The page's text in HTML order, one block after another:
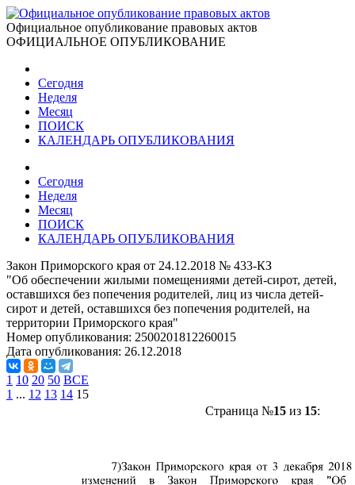
Официальное опубликование правовых актов
ОФИЦИАЛЬНОЕ ОПУБЛИКОВАНИЕ
Сегодня
Неделя
Месяц
ПОИСК
КАЛЕНДАРЬ ОПУБЛИКОВАНИЯ
Сегодня
Неделя
Месяц
ПОИСК
КАЛЕНДАРЬ ОПУБЛИКОВАНИЯ
Закон Приморского края от 24.12.2018 № 433-КЗ
"Об обеспечении жилыми помещениями детей-сирот, детей,
оставшихся без попечения родителей, лиц из числа детей-
сирот и детей, оставшихся без попечения родителей, на
территории Приморского края"
Номер опубликования: 2500201812260015
Дата опубликования: 26.12.2018
1 10 20 50 ВСЕ
1 ... 12 13 14 15
Страница №15из 15: